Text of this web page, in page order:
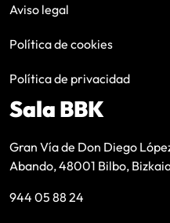
Aviso legal
Política de cookies
Política de privacidad
Sala BBK
Gran Vía de Don Diego
Abando, 48001 Bilbo,
944 05 88 24